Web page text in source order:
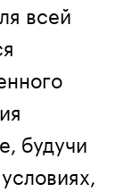
всей
будучи